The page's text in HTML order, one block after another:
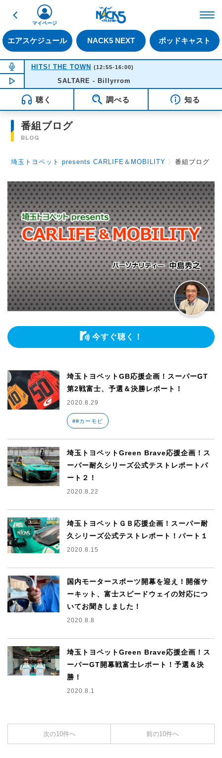
戻る
エアスケジュール NACK5 NEXT ポッドキャスト
マイページ
NOW ON AIR
HITS! THE TOWN (12:55-16:00)
NOW PLAYING14:14
SALTARE - Billyrrom
聴く 調べる 知る
番組ブログ
BLOG
埼玉トヨペット presents CARLIFE＆MOBILITY 〉番組ブログ
今すぐ聴く！
埼玉トヨペットGB応援企画！スーパーGT
第2戦富士、予選＆決勝レポート！
2020.8.29
##カーモビ
埼玉トヨペットGreen Brave応援企画！ス
ーパー耐久シリーズ公式テストレポートパ
ート２！
2020.8.22
埼玉トヨペットＧＢ応援企画！スーパー耐
久シリーズ公式テストレポート！パート１
2020.8.15
国内モータースポーツ開幕を迎え！開催サ
ーキット、富士スピードウェイの対応につ
いてお聞きしました！
2020.8.8
埼玉トヨペットGreen Brave応援企画！ス
ーパーGT開幕戦富士レポート！予選＆決
勝！
2020.8.1
次の10件へ 前の10件へ